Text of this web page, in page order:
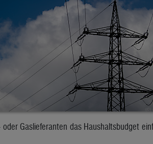
Gaslieferanten das Haushaltsbudget